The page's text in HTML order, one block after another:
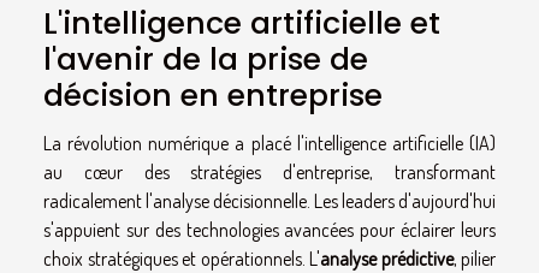
L'intelligence artificielle et
l'avenir de la prise de
décision en entreprise
La révolution numérique a placé l'intelligence artificielle (IA)
au cœur des stratégies d'entreprise, transformant
radicalement l'analyse décisionnelle. Les leaders d'aujourd'hui
s'appuient sur des technologies avancées pour éclairer leurs
choix stratégiques et opérationnels. L'analyse prédictive, pilier